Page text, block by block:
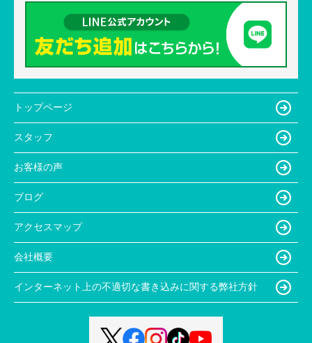
トップページ
スタッフ
お客様の声
ブログ
アクセスマップ
会社概要
インターネット上の不適切な書き込みに関する弊社方針